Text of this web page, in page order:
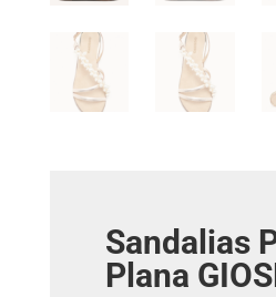
Sandalias
Plana